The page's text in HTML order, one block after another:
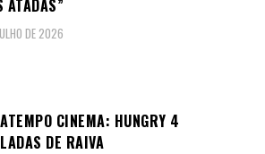
ATADAS”
DE 2026
CINEMA: HUNGRY 4
DE RAIVA